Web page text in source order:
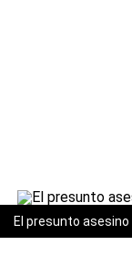
El presunto